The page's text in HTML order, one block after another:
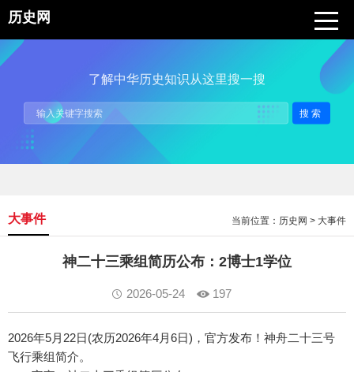
历史网
了解中华历史知识从这里搜一搜
搜索
当前位置： 历史网 > 大事件
大事件
神二十三乘组简历公布：2博士1学位
2026-05-24 197
2026年5月22日(农历2026年4月6日)，官方发布！神舟二十三号
飞行乘组简介。